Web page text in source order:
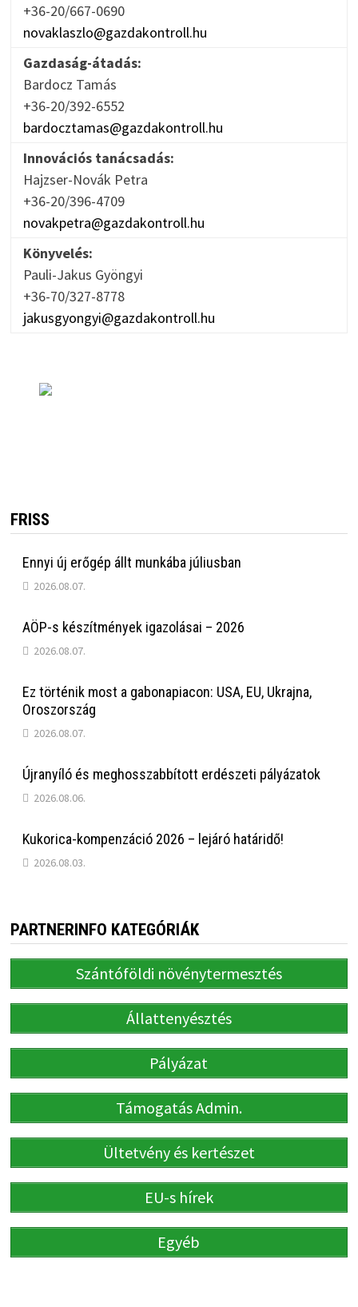
+36-20/667-0690
novaklaszlo@gazdakontroll.hu
Gazdaság-átadás:
Bardocz Tamás
+36-20/392-6552
bardocztamas@gazdakontroll.hu
Innovációs tanácsadás:
Hajzser-Novák Petra
+36-20/396-4709
novakpetra@gazdakontroll.hu
Könyvelés:
Pauli-Jakus Gyöngyi
+36-70/327-8778
jakusgyongyi@gazdakontroll.hu
FRISS
Ennyi új erőgép állt munkába júliusban
2026.08.07.
AÖP-s készítmények igazolásai – 2026
2026.08.07.
Ez történik most a gabonapiacon: USA, EU, Ukrajna,
Oroszország
2026.08.07.
Újranyíló és meghosszabbított erdészeti pályázatok
2026.08.06.
Kukorica-kompenzáció 2026 – lejáró határidő!
2026.08.03.
PARTNERINFO KATEGÓRIÁK
Szántóföldi növénytermesztés
Állattenyésztés
Pályázat
Támogatás Admin.
Ültetvény és kertészet
EU-s hírek
Egyéb